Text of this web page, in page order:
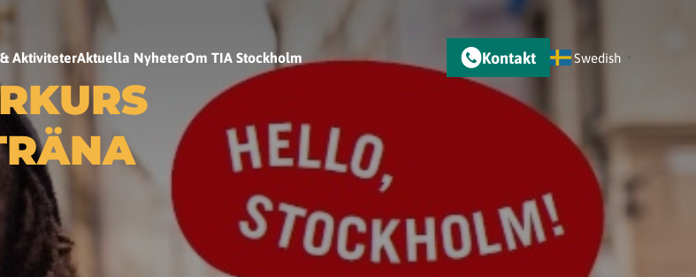
AktiviteterAktuella NyheterOm TIA Stockholm Kontakt Swedish